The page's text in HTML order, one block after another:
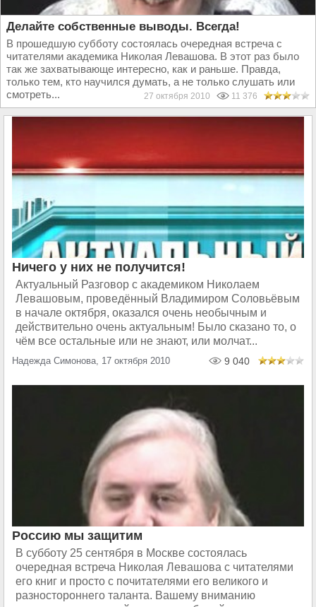
Делайте собственные выводы. Всегда!
В прошедшую субботу состоялась очередная встреча с
читателями академика Николая Левашова. В этот раз было
так же захватывающе интересно, как и раньше. Правда,
только тем, кто научился думать, а не только слушать или
смотреть...
27 октября 2010 11 376
Ничего у них не получится!
Актуальный Разговор с академиком Николаем
Левашовым, проведённый Владимиром Соловьёвым
в начале октября, оказался очень необычным и
действительно очень актуальным! Было сказано то, о
чём все остальные или не знают, или молчат...
Надежда Симонова, 17 октября 2010 9 040
Россию мы защитим
В субботу 25 сентября в Москве состоялась
очередная встреча Николая Левашова с читателями
его книг и просто с почитателями его великого и
разностороннего таланта. Вашему вниманию